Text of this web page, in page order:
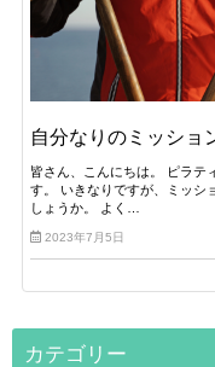
自分なりのミッショ
皆さん、こんにちは。 ピラテ
す。 いきなりですが、ミッシ
しょうか。 よく…
2023年7月5日
カテゴリー